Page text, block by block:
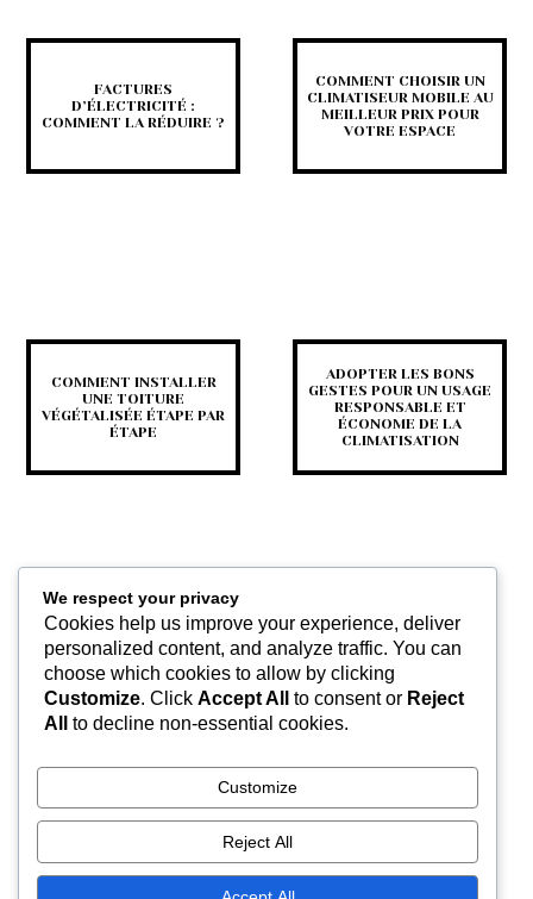
FACTURES
D’ÉLECTRICITÉ :
COMMENT LA RÉDUIRE ?
COMMENT CHOISIR UN
CLIMATISEUR MOBILE AU
MEILLEUR PRIX POUR
VOTRE ESPACE
COMMENT INSTALLER
UNE TOITURE
VÉGÉTALISÉE ÉTAPE PAR
ÉTAPE
ADOPTER LES BONS
GESTES POUR UN USAGE
RESPONSABLE ET
ÉCONOME DE LA
CLIMATISATION
COMPRENDRE
L’INSTALLATION D’UN
CLIMATISEUR SPLIT ET
LES SYSTÈMES DE
APPARTEMENT
We respect your privacy
Cookies help us improve your experience, deliver
personalized content, and analyze traffic. You can
choose which cookies to allow by clicking
Customize. Click Accept All to consent or Reject
All
to decline non-essential cookies.
Customize
Reject All